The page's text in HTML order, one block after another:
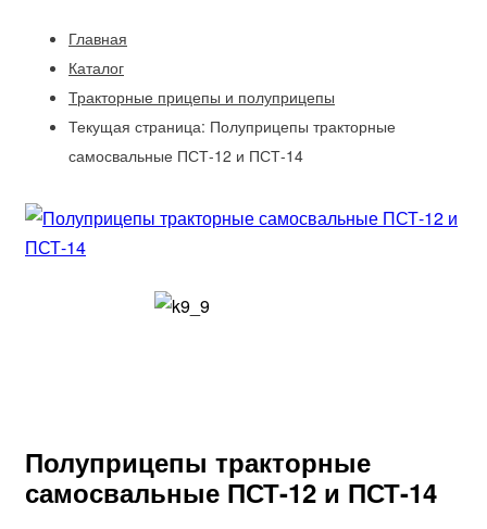
Главная
Каталог
Тракторные прицепы и полуприцепы
Текущая страница: Полуприцепы тракторные
самосвальные ПСТ-12 и ПСТ-14
Полуприцепы тракторные
самосвальные ПСТ-12 и ПСТ-14